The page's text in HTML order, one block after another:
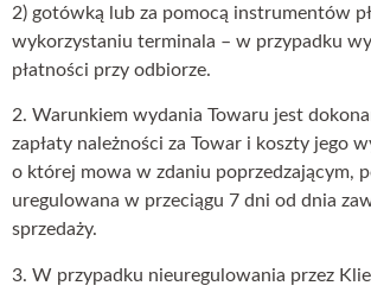
2) gotówką lub za pomocą instrumentów
wykorzystaniu terminala – w przypadku
płatności przy odbiorze.
2. Warunkiem wydania Towaru jest
zapłaty należności za Towar i koszty jego
o której mowa w zdaniu poprzedzającym,
uregulowana w przeciągu 7 dni od dnia
sprzedaży.
3. W przypadku nieuregulowania przez